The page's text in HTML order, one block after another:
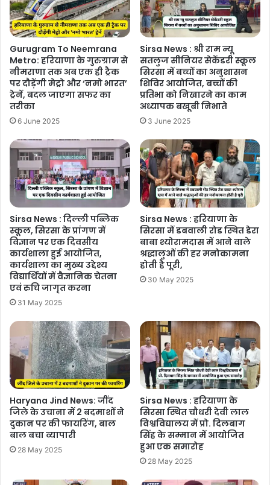
Gurugram To Neemrana
Metro: हरियाणा के गुरुग्राम से
नीमराणा तक अब एक ही ट्रैक
पर दौड़ेंगी मेट्रो और ‘नमो भारत’
ट्रेनें, बदल जाएगा सफर का
तरीका
6 June 2025
Sirsa News : श्री राम न्यू
सतलुज सीनियर सेकेंडरी स्कूल
सिरसा में बच्चों का अनुशासन
शिविर आयोजित, बच्चों की
प्रतिभा को निखारने का काम
अध्यापक बखूबी निभाते
3 June 2025
Sirsa News : दिल्ली पब्लिक
स्कूल, सिरसा के प्रांगण में
विज्ञान पर एक दिवसीय
कार्यशाला हुई आयोजित,
कार्यशाला का मुख्य उद्देश्य
विद्यार्थियों में वैज्ञानिक चेतना
एवं रुचि जागृत करना
31 May 2025
Sirsa News : हरियाणा के
सिरसा में डबवाली रोड स्थित डेरा
बाबा श्योरामदास में आने वाले
श्रद्धालुओं की हर मनोकामना
होती है पूरी,
30 May 2025
Haryana Jind News: जींद
जिले के उचाना में 2 बदमाशों ने
दुकान पर की फायरिंग, बाल
बाल बचा व्यापारी
28 May 2025
Sirsa News : हरियाणा के
सिरसा स्थित चौधरी देवी लाल
विश्वविद्यालय में प्रो. दिलबाग
सिंह के सम्मान में आयोजित
हुआ एक समारोह
28 May 2025